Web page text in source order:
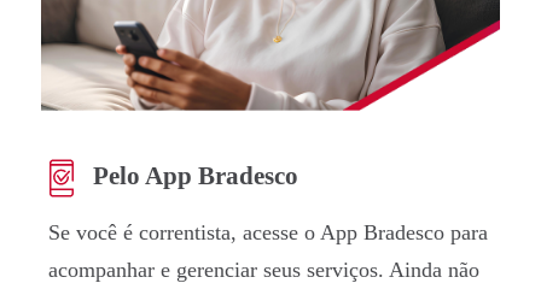
Pelo App Bradesco
Se você é correntista, acesse o App Bradesco para
acompanhar e gerenciar seus serviços. Ainda não